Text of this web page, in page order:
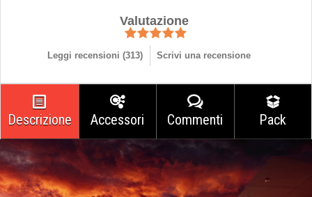
Valutazione
Leggi recensioni (313) Scrivi una recensione
Descrizione Accessori Commenti Pack